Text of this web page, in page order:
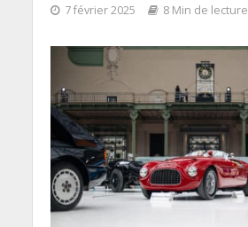
7 février 2025 8 Min de lecture